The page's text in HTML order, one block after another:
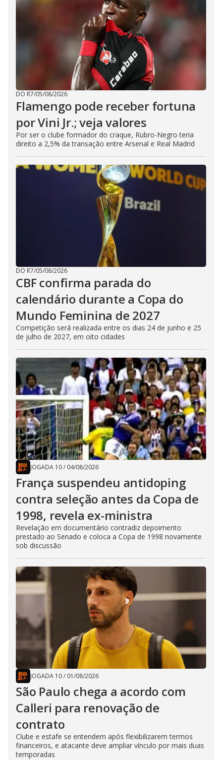
DO R7/05/08/2026
Flamengo pode receber fortuna
por Vini Jr.; veja valores
Por ser o clube formador do craque, Rubro-Negro teria
direito a 2,5% da transação entre Arsenal e Real Madrid
DO R7/05/08/2026
CBF confirma parada do
calendário durante a Copa do
Mundo Feminina de 2027
Competição será realizada entre os dias 24 de junho e 25
de julho de 2027, em oito cidades
JOGADA 10/ 04/08/2026
França suspendeu antidoping
contra seleção antes da Copa de
1998, revela ex-ministra
Revelação em documentário contradiz depoimento
prestado ao Senado e coloca a Copa de 1998 novamente
sob discussão
JOGADA 10/ 01/08/2026
São Paulo chega a acordo com
Calleri para renovação de
contrato
Clube e estafe se entendem após flexibilizarem termos
financeiros, e atacante deve ampliar vínculo por mais duas
temporadas